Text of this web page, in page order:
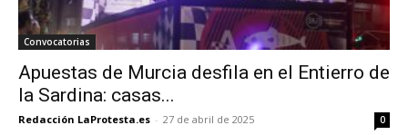
Convocatorias
Apuestas de Murcia desfila en el Entierro de
la Sardina: casas...
Redacción LaProtesta.es - 27 de abril de 2025 0